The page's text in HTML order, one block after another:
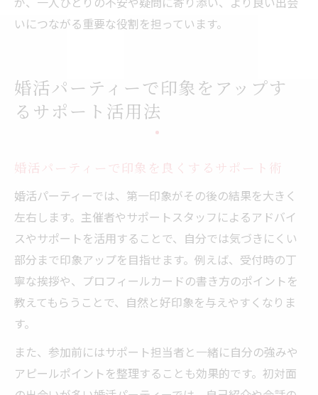
いにつながる重要な役割を担っています。
婚活パーティーで印象をアップす
るサポート活用法
婚活パーティーで印象を良くするサポート術
婚活パーティーでは、第一印象がその後の結果を大きく
左右します。主催者やサポートスタッフによるアドバイ
スやサポートを活用することで、自分では気づきにくい
部分まで印象アップを目指せます。例えば、受付時の丁
寧な挨拶や、プロフィールカードの書き方のポイントを
教えてもらうことで、自然と好印象を与えやすくなりま
す。
また、参加前にはサポート担当者と一緒に自分の強みや
アピールポイントを整理することも効果的です。初対面